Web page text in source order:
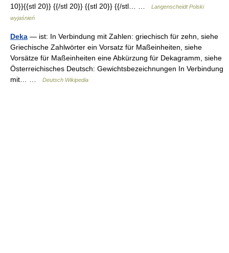
10}}{{stl 20}} {{/stl 20}} {{stl 20}} {{/stl… …
Langenscheidt Polski
wyjaśnień
Deka — ist: In Verbindung mit Zahlen: griechisch für zehn, siehe
Griechische Zahlwörter ein Vorsatz für Maßeinheiten, siehe
Vorsätze für Maßeinheiten eine Abkürzung für Dekagramm, siehe
Österreichisches Deutsch: Gewichtsbezeichnungen In Verbindung
mit… …
Deutsch Wikipedia